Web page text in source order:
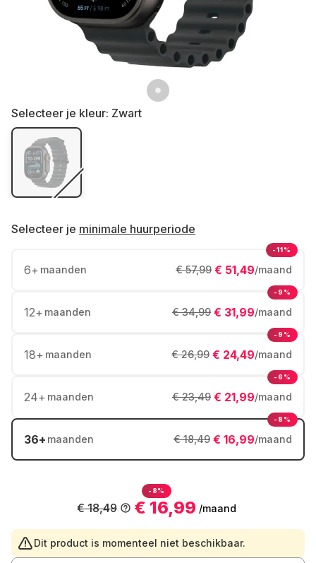
Selecteer je kleur: Zwart
Selecteer je minimale huurperiode
6+ maanden € 51,49/maand
€ 57,99
-11%
12+ maanden € 31,99/maand
€ 34,99
-9%
18+ maanden € 24,49/maand
€ 26,99
-9%
24+ maanden € 21,99/maand
€ 23,49
-6%
36+ maanden € 16,99/maand
€ 18,49
-8%
-8%
€ 16,99 /maand
€ 18,49
Dit product is momenteel niet beschikbaar.